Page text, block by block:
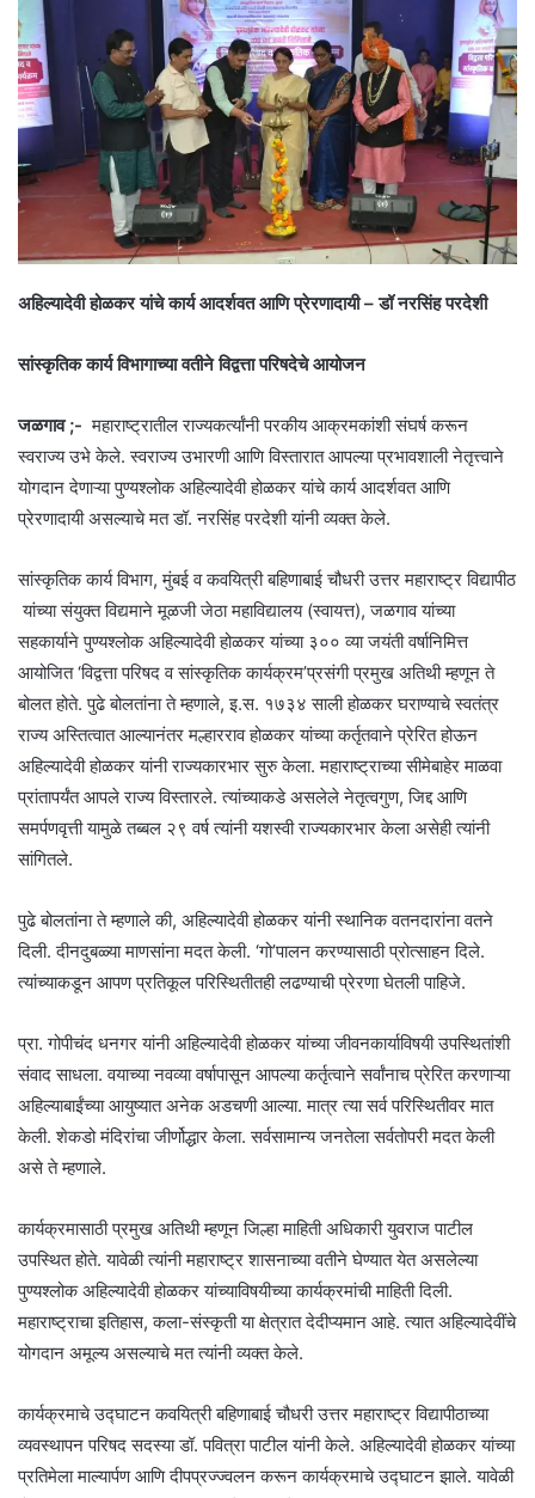
अहिल्यादेवी होळकर यांचे कार्य आदर्शवत आणि प्रेरणादायी – डॉ नरसिंह परदेशी
सांस्कृतिक कार्य विभागाच्या वतीने विद्वत्ता परिषदेचे आयोजन
जळगाव ;- महाराष्ट्रातील राज्यकर्त्यांनी परकीय आक्रमकांशी संघर्ष करून
स्वराज्य उभे केले. स्वराज्य उभारणी आणि विस्तारात आपल्या प्रभावशाली नेतृत्त्वाने
योगदान देणाऱ्या पुण्यश्लोक अहिल्यादेवी होळकर यांचे कार्य आदर्शवत आणि
प्रेरणादायी असल्याचे मत डॉ. नरसिंह परदेशी यांनी व्यक्त केले.
सांस्कृतिक कार्य विभाग, मुंबई व कवयित्री बहिणाबाई चौधरी उत्तर महाराष्ट्र विद्यापीठ
यांच्या संयुक्त विद्यमाने मूळजी जेठा महाविद्यालय (स्वायत्त), जळगाव यांच्या
सहकार्याने पुण्यश्लोक अहिल्यादेवी होळकर यांच्या ३०० व्या जयंती वर्षानिमित्त
आयोजित ‘विद्वत्ता परिषद व सांस्कृतिक कार्यक्रम’प्रसंगी प्रमुख अतिथी म्हणून ते
बोलत होते. पुढे बोलतांना ते म्हणाले, इ.स. १७३४ साली होळकर घराण्याचे स्वतंत्र
राज्य अस्तित्वात आल्यानंतर मल्हारराव होळकर यांच्या कर्तृतवाने प्रेरित होऊन
अहिल्यादेवी होळकर यांनी राज्यकारभार सुरु केला. महाराष्ट्राच्या सीमेबाहेर माळवा
प्रांतापर्यंत आपले राज्य विस्तारले. त्यांच्याकडे असलेले नेतृत्वगुण, जिद्द आणि
समर्पणवृत्ती यामुळे तब्बल २९ वर्ष त्यांनी यशस्वी राज्यकारभार केला असेही त्यांनी
सांगितले.
पुढे बोलतांना ते म्हणाले की, अहिल्यादेवी होळकर यांनी स्थानिक वतनदारांना वतने
दिली. दीनदुबळ्या माणसांना मदत केली. ‘गो’पालन करण्यासाठी प्रोत्साहन दिले.
त्यांच्याकडून आपण प्रतिकूल परिस्थितीतही लढण्याची प्रेरणा घेतली पाहिजे.
प्रा. गोपीचंद धनगर यांनी अहिल्यादेवी होळकर यांच्या जीवनकार्याविषयी उपस्थितांशी
संवाद साधला. वयाच्या नवव्या वर्षापासून आपल्या कर्तृत्वाने सर्वांनाच प्रेरित करणाऱ्या
अहिल्याबाईंच्या आयुष्यात अनेक अडचणी आल्या. मात्र त्या सर्व परिस्थितीवर मात
केली. शेकडो मंदिरांचा जीर्णोद्धार केला. सर्वसामान्य जनतेला सर्वतोपरी मदत केली
असे ते म्हणाले.
कार्यक्रमासाठी प्रमुख अतिथी म्हणून जिल्हा माहिती अधिकारी युवराज पाटील
उपस्थित होते. यावेळी त्यांनी महाराष्ट्र शासनाच्या वतीने घेण्यात येत असलेल्या
पुण्यश्लोक अहिल्यादेवी होळकर यांच्याविषयीच्या कार्यक्रमांची माहिती दिली.
महाराष्ट्राचा इतिहास, कला-संस्कृती या क्षेत्रात देदीप्यमान आहे. त्यात अहिल्यादेवींचे
योगदान अमूल्य असल्याचे मत त्यांनी व्यक्त केले.
कार्यक्रमाचे उद्घाटन कवयित्री बहिणाबाई चौधरी उत्तर महाराष्ट्र विद्यापीठाच्या
व्यवस्थापन परिषद सदस्या डॉ. पवित्रा पाटील यांनी केले. अहिल्यादेवी होळकर यांच्या
प्रतिमेला माल्यार्पण आणि दीपप्रज्ज्वलन करून कार्यक्रमाचे उद्घाटन झाले. यावेळी